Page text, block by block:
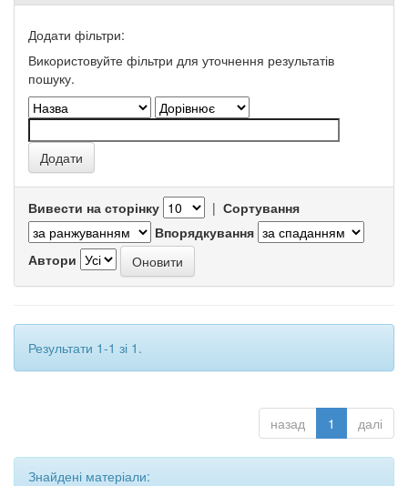
Додати фільтри:
Використовуйте фільтри для уточнення результатів
пошуку.
Вивести на сторінку | Сортування
Впорядкування
Автори
Результати 1-1 зі 1.
назад 1 далі
Знайдені матеріали: